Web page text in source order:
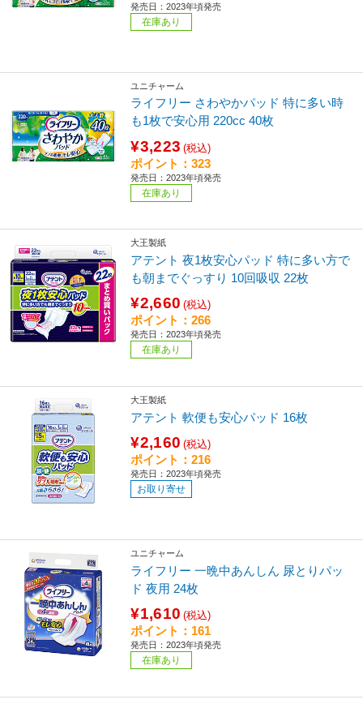
発売日：2023年頃発売
在庫あり
ユニチャーム
ライフリー さわやかパッド 特に多い時
も1枚で安心用 220cc 40枚
¥3,223 (税込)
ポイント：323
発売日：2023年頃発売
在庫あり
大王製紙
アテント 夜1枚安心パッド 特に多い方で
も朝までぐっすり 10回吸収 22枚
¥2,660 (税込)
ポイント：266
発売日：2023年頃発売
在庫あり
大王製紙
アテント 軟便も安心パッド 16枚
¥2,160 (税込)
ポイント：216
発売日：2023年頃発売
お取り寄せ
ユニチャーム
ライフリー 一晩中あんしん 尿とりパッ
ド 夜用 24枚
¥1,610 (税込)
ポイント：161
発売日：2023年頃発売
在庫あり